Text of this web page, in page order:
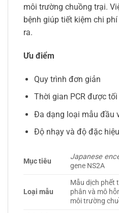
môi trường chuồng trại.
bệnh giúp tiết kiệm chi
ra.
Ưu điểm
Quy trình đơn giản
Thời gian PCR được
Đa dạng loại mẫu đầu
Độ nhạy và độ đặc
Mục tiêu
Japanese
gene NS2A
Loại mẫu
Mẫu dịch phết
phân và mô
môi trường